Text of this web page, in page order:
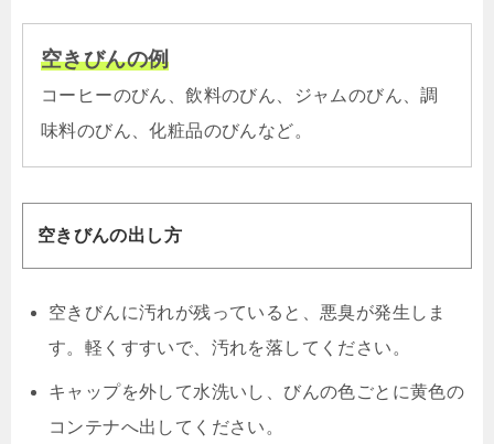
空きびんの例
コーヒーのびん、飲料のびん、ジャムのびん、調
味料のびん、化粧品のびんなど。
空きびんの出し方
空きびんに汚れが残っていると、悪臭が発生しま
す。軽くすすいで、汚れを落してください。
キャップを外して水洗いし、びんの色ごとに黄色の
コンテナへ出してください。